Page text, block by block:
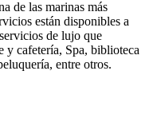
de las marinas más
están disponibles a
de lujo que
y cafetería, Spa, biblioteca
entre otros.